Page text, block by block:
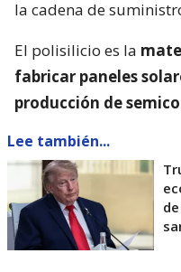
Lee también...
La Casa Blanca afirmó
la dependencia de
materiales
manufacturera